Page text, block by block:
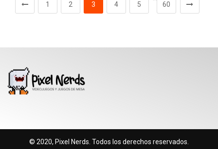
1 2 3 4 5
60
© 2020, Pixel Nerds. Todos los derechos reservados.